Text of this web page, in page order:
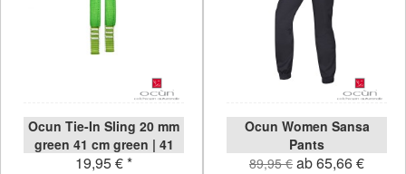
Ocun Tie-In Sling 20 mm
green 41 cm green | 41
cm
19,95 € *
Ocun Women Sansa
Pants
89,95 € ab 65,66 €